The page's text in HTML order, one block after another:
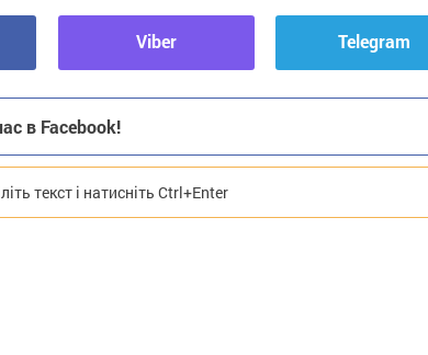
Viber Telegram
в Facebook!
текст і натисніть Ctrl+Enter